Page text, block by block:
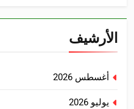
الأرشيف
أغسطس 2026
يوليو 2026